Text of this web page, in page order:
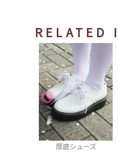
RELATED
サンダル